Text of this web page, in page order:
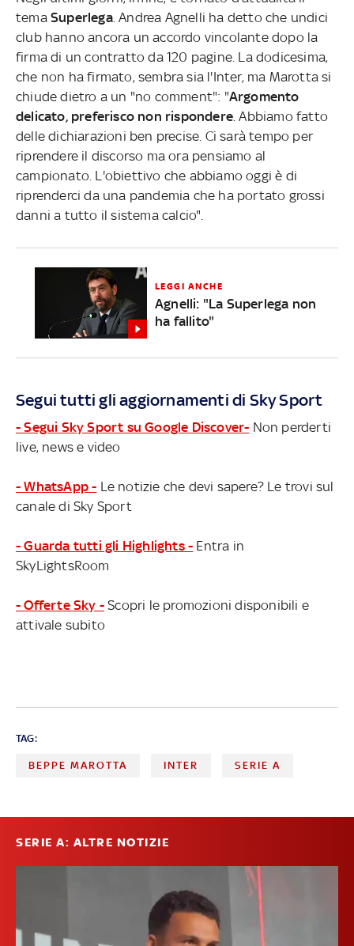
tema Superlega. Andrea Agnelli ha detto che undici
club hanno ancora un accordo vincolante dopo la
firma di un contratto da 120 pagine. La dodicesima,
che non ha firmato, sembra sia l'Inter, ma Marotta si
chiude dietro a un "no comment": "Argomento
delicato, preferisco non rispondere . Abbiamo fatto
delle dichiarazioni ben precise. Ci sarà tempo per
riprendere il discorso ma ora pensiamo al
campionato. L'obiettivo che abbiamo oggi è di
riprenderci da una pandemia che ha portato grossi
danni a tutto il sistema calcio".
LEGGI ANCHE
Agnelli: "La Superlega non
ha fallito"
Segui tutti gli aggiornamenti di Sky Sport
- Segui Sky Sport su Google Discover- Non perderti
live, news e video
- WhatsApp - Le notizie che devi sapere? Le trovi sul
canale di Sky Sport
- Guarda tutti gli Highlights - Entra in
SkyLightsRoom
- Offerte Sky - Scopri le promozioni disponibili e
attivale subito
TAG:
BEPPE MAROTTA INTER SERIE A
SERIE A: ALTRE NOTIZIE